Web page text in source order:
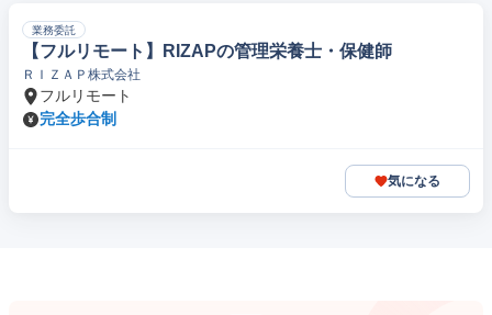
業務委託
【フルリモート】RIZAPの管理栄養士・保健師
ＲＩＺＡＰ株式会社
フルリモート
完全歩合制
気になる